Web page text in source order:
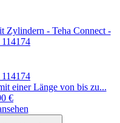
Zylindern - Teha Connect -
einer Länge von bis zu...
€